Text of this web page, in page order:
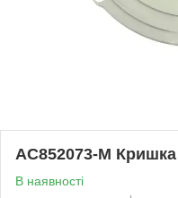
AC852073-M
В наявності